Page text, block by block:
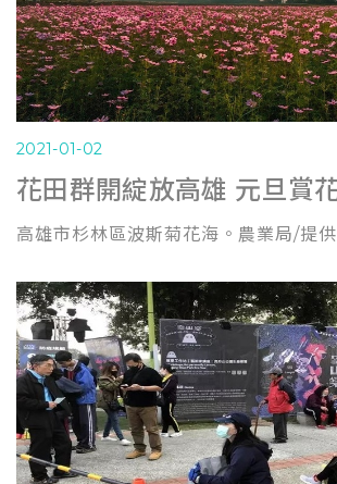
2021-01-02
高雄市杉林區波斯菊花海。農業局/提供